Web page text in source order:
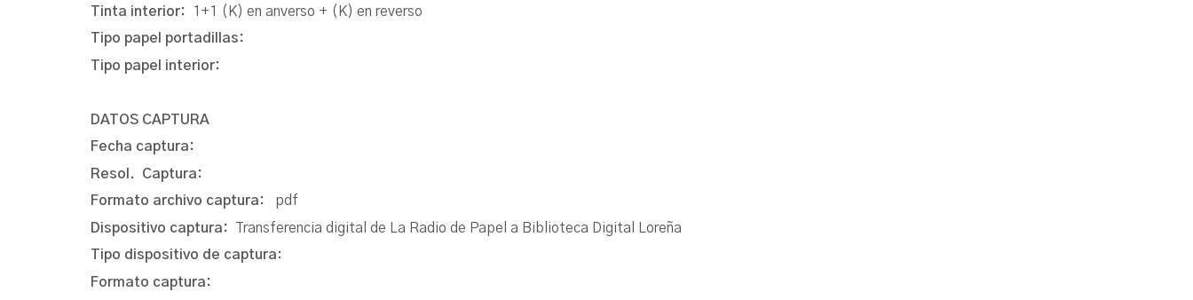
Tinta interior:
1+1 (K) en anverso + (K) en reverso
Tipo papel portadillas:
Tipo papel interior:
DATOS CAPTURA
Fecha captura:
Resol. Captura:
Formato archivo captura: pdf
Dispositivo captura: Transferencia digital de La Radio de Papel a Biblioteca Digital Loreña
Tipo dispositivo de captura:
Formato captura: